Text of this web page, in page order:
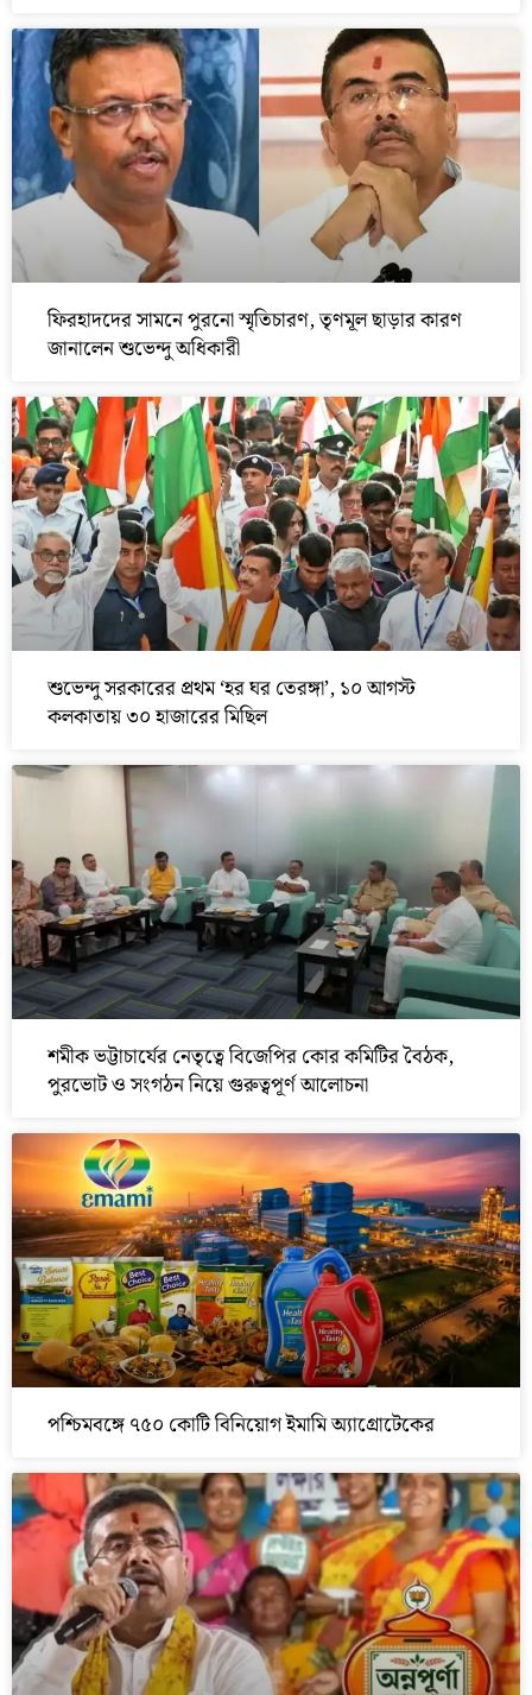
ফিরহাদদের সামনে পুরনো স্মৃতিচারণ, তৃণমূল ছাড়ার কারণ
জানালেন শুভেন্দু অধিকারী
শুভেন্দু সরকারের প্রথম ‘হর ঘর তেরঙ্গা’, ১০ আগস্ট
কলকাতায় ৩০ হাজারের মিছিল
শমীক ভট্টাচার্যের নেতৃত্বে বিজেপির কোর কমিটির বৈঠক,
পুরভোট ও সংগঠন নিয়ে গুরুত্বপূর্ণ আলোচনা
পশ্চিমবঙ্গে ৭৫০ কোটি বিনিয়োগ ইমামি অ্যাগ্রোটেকের